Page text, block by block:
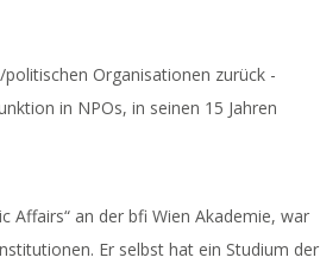
Organisationen zurück -
in NPOs, in seinen 15 Jahren
Affairs“ an der bfi Wien Akademie, war
Er selbst hat ein Studium der